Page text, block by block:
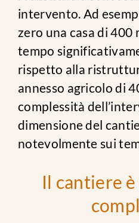
intervento. Ad
zero una casa di 400
tempo
rispetto alla
annesso agricolo di
complessità
dimensione del
notevolmente sui
Il cantiere